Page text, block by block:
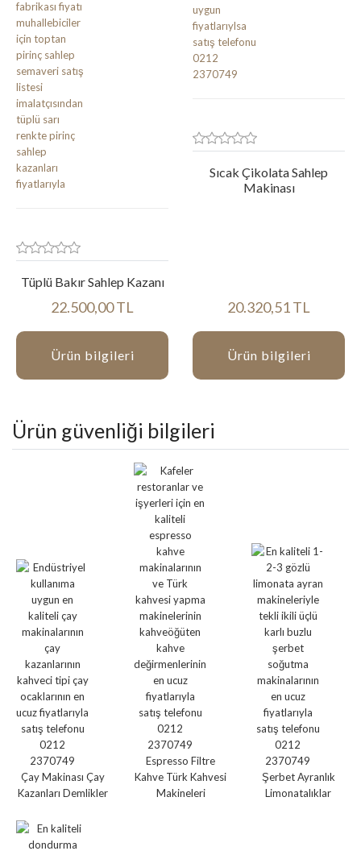
Tüplü Bakır Sahlep Kazanı
22.500,00 TL
Ürün bilgileri
Sıcak Çikolata Sahlep
Makinası
20.320,51 TL
Ürün bilgileri
Ürün güvenliği bilgileri
Çay Makinası Çay
Kazanları Demlikler
Espresso Filtre
Kahve Türk Kahvesi
Makineleri
Şerbet Ayranlık
Limonatalıklar